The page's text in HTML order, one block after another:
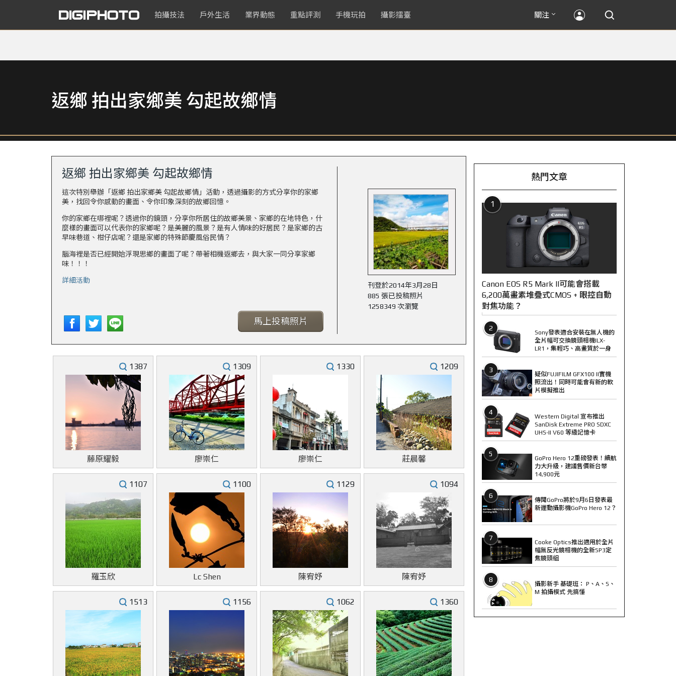
拍攝技法 戶外生活 業界動態 重點評測 手機玩拍 攝影擂臺 關注
返鄉 拍出家鄉美 勾起故鄉情
返鄉 拍出家鄉美 勾起故鄉情
這次特別舉辦「返鄉 拍出家鄉美 勾起故鄉情」活動，透過攝影的方式分享你的家鄉
美，找回令你感動的畫面、令你印象深刻的故鄉回憶。
你的家鄉在哪裡呢？透過你的鏡頭，分享你所居住的故鄉美景、家鄉的在地特色，什
麼樣的畫面可以代表你的家鄉呢？是美麗的風景？是有人情味的好居民？是家鄉的古
早味巷道、柑仔店呢？還是家鄉的特殊節慶風俗民情？
腦海裡是否已經開始浮現思鄉的畫面了呢？帶著相機返鄉去，與大家一同分享家鄉
味！！！
詳細活動
馬上投稿照片
刊登於2014年3月28日
885 張已投稿照片
1258349 次瀏覽
1387
藤原耀毅
1309
廖崇仁
1330
廖崇仁
1209
莊晨馨
1107
羅玉欣
1100
Lc Shen
1129
陳宥妤
1094
陳宥妤
1513 1156 1062 1360
熱門文章
1
Canon EOS R5 Mark II可能會搭載
6,200萬畫素堆疊式CMOS + 眼控自動
對焦功能？
2
Sony發表適合安裝在無人機的
全片幅可交換鏡頭相機ILX-
LR1，集輕巧、高畫質於一身
3
疑似FUJIFILM GFX100 II實機
照流出！同時可能會有新的軟
片模擬推出
4
Western Digital 宣布推出
SanDisk Extreme PRO SDXC
UHS-II V60 等級記憶卡
5
GoPro Hero 12重磅發表！續航
力大升級，建議售價新台幣
14,900元
6
傳聞GoPro將於9月6日發表最
新運動攝影機GoPro Hero 12？
7
Cooke Optics推出適用於全片
幅無反光鏡相機的全新SP3定
焦鏡頭組
8
攝影新手 基礎班： P、A、S、
M 拍攝模式 先搞懂